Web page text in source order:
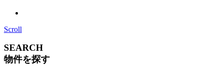
Scroll
SEARCH
物件を探す